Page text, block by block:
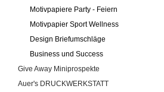
Motivpapiere Party - Feiern
Motivpapier Sport Wellness
Design Briefumschläge
Business und Success
Give Away Miniprospekte
Auer's DRUCKWERKSTATT